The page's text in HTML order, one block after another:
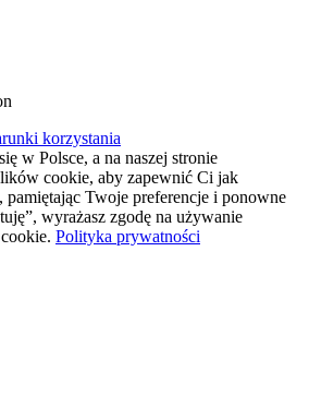
korzystania
w Polsce, a na naszej stronie
cookie, aby zapewnić Ci jak
pamiętając Twoje preferencje i ponowne
wyrażasz zgodę na używanie
Polityka prywatności